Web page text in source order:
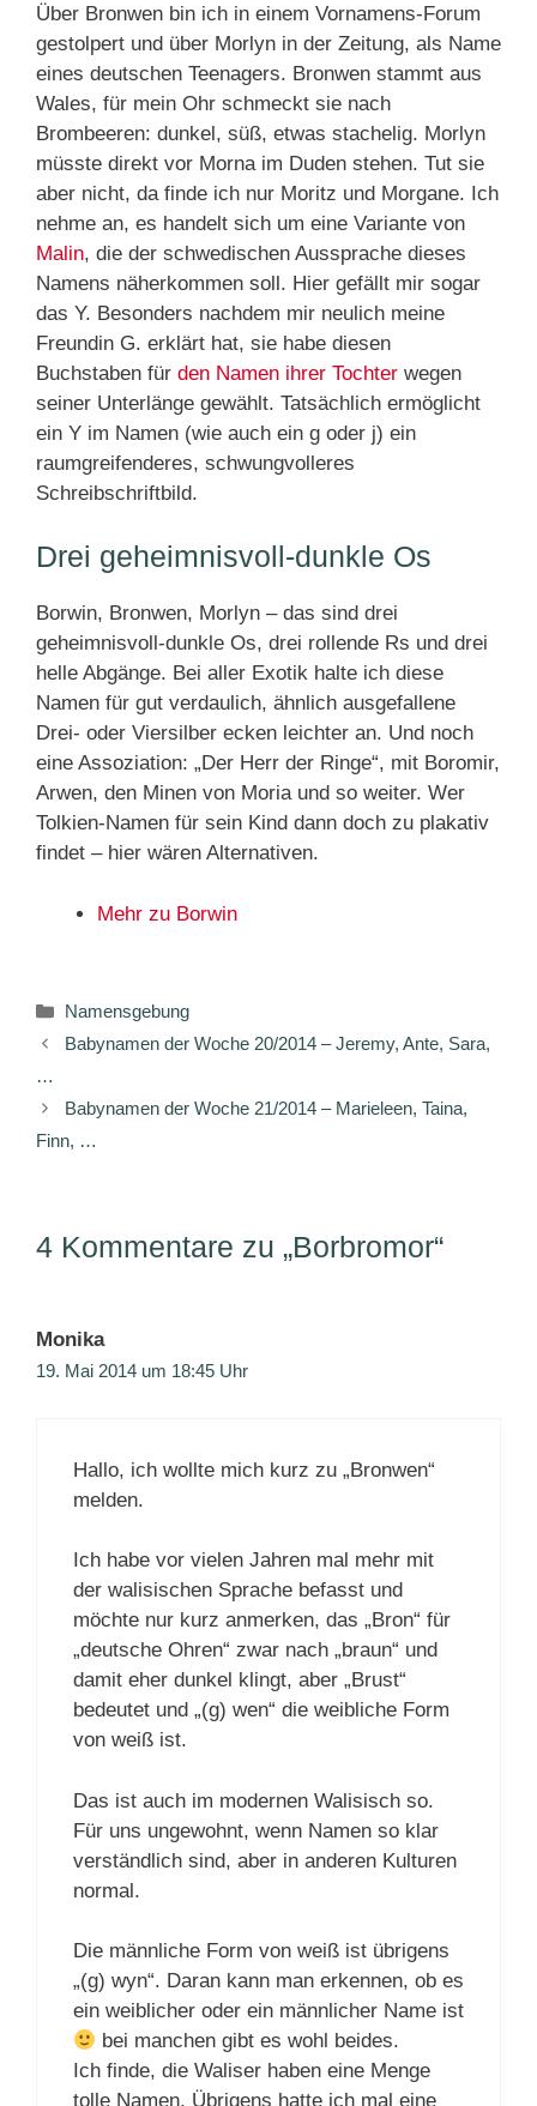
Über Bronwen bin ich in einem Vornamens-Forum
gestolpert und über Morlyn in der Zeitung, als Name
eines deutschen Teenagers. Bronwen stammt aus
Wales, für mein Ohr schmeckt sie nach
Brombeeren: dunkel, süß, etwas stachelig. Morlyn
müsste direkt vor Morna im Duden stehen. Tut sie
aber nicht, da finde ich nur Moritz und Morgane. Ich
nehme an, es handelt sich um eine Variante von
Malin, die der schwedischen Aussprache dieses
Namens näherkommen soll. Hier gefällt mir sogar
das Y. Besonders nachdem mir neulich meine
Freundin G. erklärt hat, sie habe diesen
Buchstaben für den Namen ihrer Tochter wegen
seiner Unterlänge gewählt. Tatsächlich ermöglicht
ein Y im Namen (wie auch ein g oder j) ein
raumgreifenderes, schwungvolleres
Schreibschriftbild.
Drei geheimnisvoll-dunkle Os
Borwin, Bronwen, Morlyn – das sind drei
geheimnisvoll-dunkle Os, drei rollende Rs und drei
helle Abgänge. Bei aller Exotik halte ich diese
Namen für gut verdaulich, ähnlich ausgefallene
Drei- oder Viersilber ecken leichter an. Und noch
eine Assoziation: „Der Herr der Ringe“, mit Boromir,
Arwen, den Minen von Moria und so weiter. Wer
Tolkien-Namen für sein Kind dann doch zu plakativ
findet – hier wären Alternativen.
Mehr zu Borwin
Kategorien
Namensgebung
Babynamen der Woche 20/2014 – Jeremy, Ante, Sara,
…
Babynamen der Woche 21/2014 – Marieleen, Taina,
Finn, …
4 Kommentare zu „Borbromor“
Monika
19. Mai 2014 um 18:45 Uhr
Hallo, ich wollte mich kurz zu „Bronwen“
melden.
Ich habe vor vielen Jahren mal mehr mit
der walisischen Sprache befasst und
möchte nur kurz anmerken, das „Bron“ für
„deutsche Ohren“ zwar nach „braun“ und
damit eher dunkel klingt, aber „Brust“
bedeutet und „(g) wen“ die weibliche Form
von weiß ist.
Das ist auch im modernen Walisisch so.
Für uns ungewohnt, wenn Namen so klar
verständlich sind, aber in anderen Kulturen
normal.
Die männliche Form von weiß ist übrigens
„(g) wyn“. Daran kann man erkennen, ob es
ein weiblicher oder ein männlicher Name ist
bei manchen gibt es wohl beides.
Ich finde, die Waliser haben eine Menge
tolle Namen. Übrigens hatte ich mal eine